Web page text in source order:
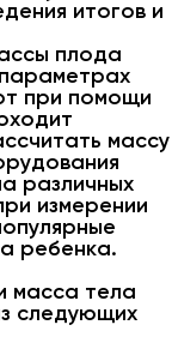
итогов и
плода
при помощи
массу
различных
измерении
ребенка.
масса тела
следующих